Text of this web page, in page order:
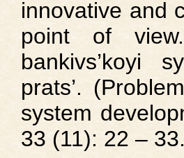
innovative and
point of
bankivs’koyi
prats’.
system
33 (11): 22 – 33.